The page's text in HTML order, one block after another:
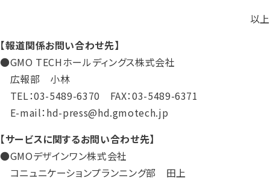
以上
【報道関係お問い合わせ先】
●GMO TECHホールディングス株式会社
広報部 小林
TEL：03-5489-6370 FAX：03-5489-6371
E-mail：hd-press@hd.gmotech.jp
【サービスに関するお問い合わせ先】
●GMOデザインワン株式会社
コニュニケーションプランニング部 田上